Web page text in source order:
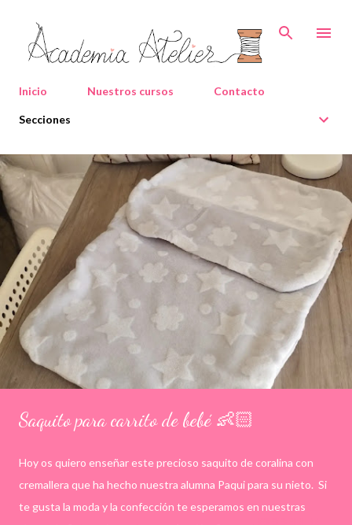
Inicio Nuestros cursos Contacto
Secciones
Saquito para carrito de bebé 👶🏻
Hoy os quiero enseñar este precioso saquito de coralina con
cremallera que ha hecho nuestra alumna Paqui para su nieto. Si
te gusta la moda y la confección te esperamos en nuestras